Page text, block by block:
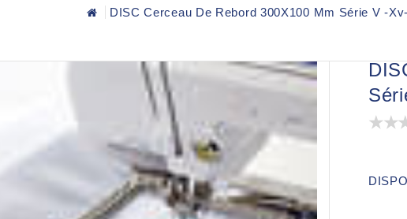
DISC Cerceau De Rebord 300X100 Mm Série V -